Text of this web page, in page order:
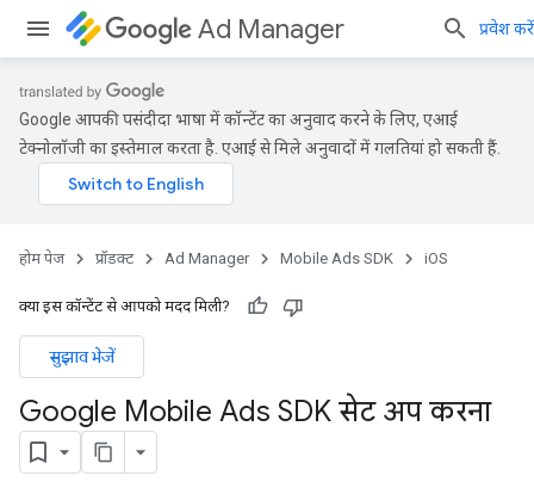
Ad Manager प्रवेश करें
Google आपकी पसंदीदा भाषा में कॉन्टेंट का अनुवाद करने के लिए, एआई
टेक्नोलॉजी का इस्तेमाल करता है. एआई से मिले अनुवादों में गलतियां हो सकती हैं.
होम पेज प्रॉडक्ट Ad Manager Mobile Ads SDK iOS
क्या इस कॉन्टेंट से आपको मदद मिली?
सुझाव भेजें
Google Mobile Ads SDK सेट अप करना